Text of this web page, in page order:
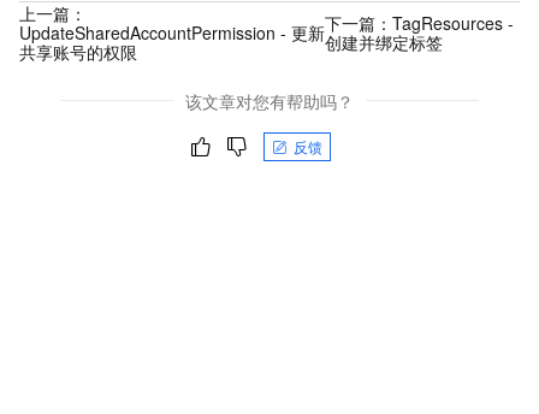
上一篇：
UpdateSharedAccountPermission - 更新
共享账号的权限
下一篇：TagResources -
创建并绑定标签
该文章对您有帮助吗？
反馈